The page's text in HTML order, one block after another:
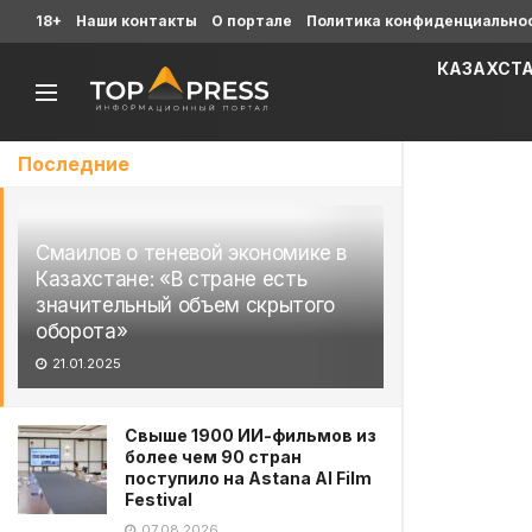
Последние
Смаилов о теневой экономике в
Казахстане: «В стране есть
значительный объем скрытого
оборота»
21.01.2025
Свыше 1900 ИИ-фильмов из
более чем 90 стран
поступило на Astana AI Film
Festival
18+ Наши контакты О портале Политика